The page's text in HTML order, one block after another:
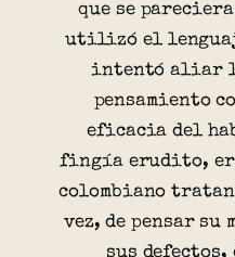
que se
utilizó el
intentó aliar
pensamiento
eficacia del
fingía erudito, era
colombiano
vez, de pensar su